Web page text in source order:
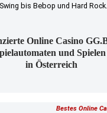
bis Bebop und Hard Rock.
Online Casino
und
in Österreich
Bestes Online